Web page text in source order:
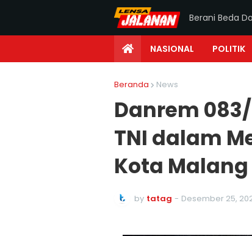
Berani Beda
NASIONAL POLITIK
Beranda News
Danrem
TNI dalam
Kota Malang
by tatag - Desember 25,